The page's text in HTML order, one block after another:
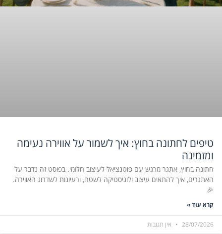
טיפים לחתונה בחוץ: איך לשמור על אווירה נעימה
ומזמינה
חתונה בחוץ, אתגר מרגש עם פוטנציאל לעיצוב חלומי. בפוסט זה נדבר על
האתגרים, איך להתאים עיצוב ולוגיסטיקה לשטח, ורעיונות לשדרוג האווירה.
🎉
קרא עוד »
28/07/2026 אין תגובות